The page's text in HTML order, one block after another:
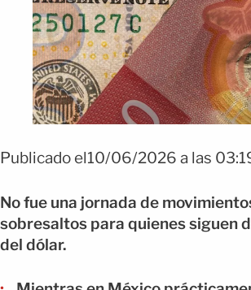
Publicado el10/06/2026 a las
No fue una jornada de
sobresaltos para quienes siguen
del dólar.